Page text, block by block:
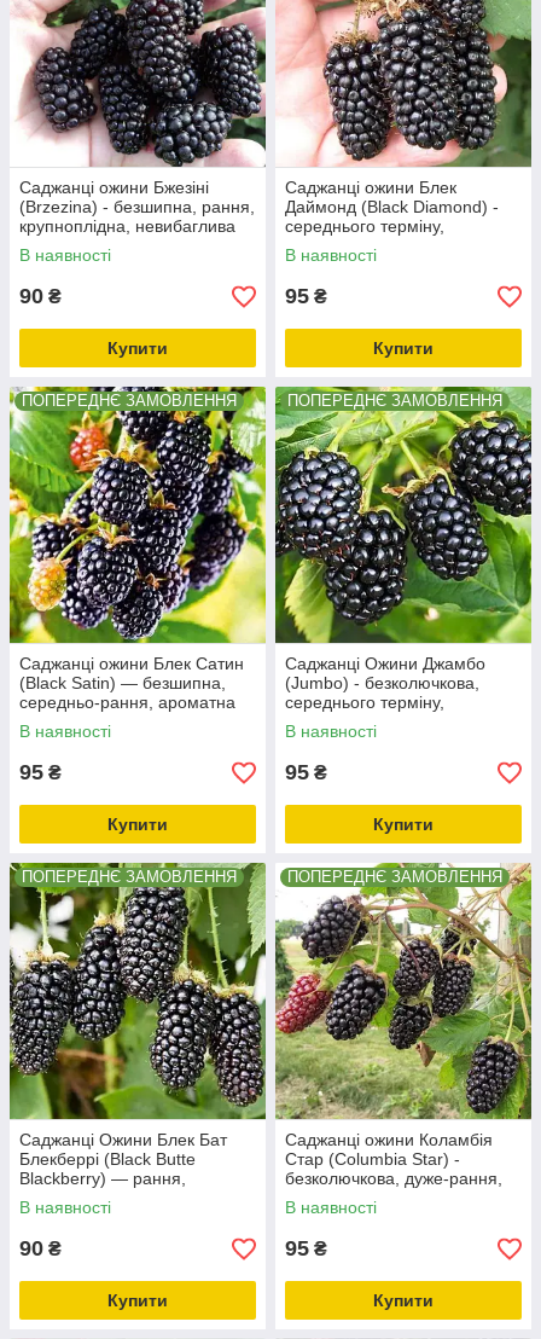
Саджанці ожини Бжезіні
(Brzezina) - безшипна, рання,
крупноплідна, невибаглива
В наявності
90 ₴
Купити
Саджанці ожини Блек
Даймонд (Black Diamond) -
середнього терміну,
безколючкова, солодка,
урожайна
В наявності
95 ₴
Купити
ПОПЕРЕДНЄ ЗАМОВЛЕННЯ
Саджанці ожини Блек Сатин
(Black Satin) — безшипна,
середньо-рання, ароматна
В наявності
95 ₴
Купити
ПОПЕРЕДНЄ ЗАМОВЛЕННЯ
Саджанці Ожини Джамбо
(Jumbo) - безколючкова,
середнього терміну,
крупноплодная.
В наявності
95 ₴
Купити
ПОПЕРЕДНЄ ЗАМОВЛЕННЯ
Саджанці Ожини Блек Бат
Блекберрі (Black Butte
Blackberry) — рання,
солодка, слабкоколуча
морозостійка
В наявності
90 ₴
Купити
ПОПЕРЕДНЄ ЗАМОВЛЕННЯ
Саджанці ожини Коламбія
Стар (Columbia Star) -
безколючкова, дуже-рання,
промислова
В наявності
95 ₴
Купити